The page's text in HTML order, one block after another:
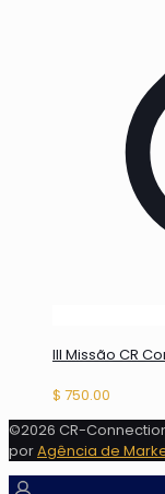
III Missão CR
$ 750.00
©2026 CR-
porAgência de